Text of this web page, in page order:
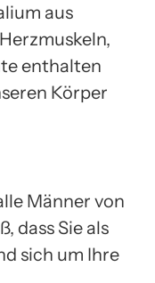
aus
enthalten
Körper
Männer von
dass Sie als
sich um Ihre